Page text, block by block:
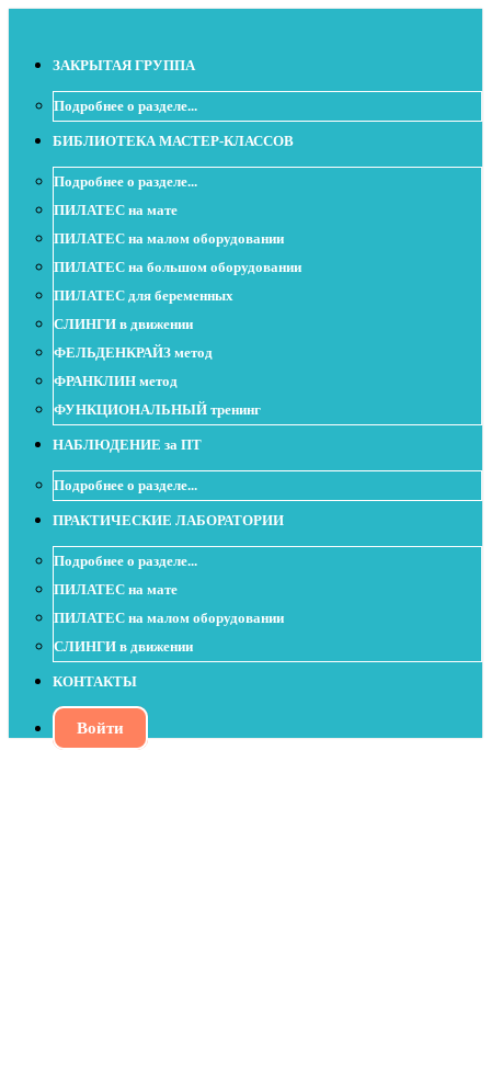
ЗАКРЫТАЯ ГРУППА
Подробнее о разделе...
БИБЛИОТЕКА МАСТЕР-КЛАССОВ
Подробнее о разделе...
ПИЛАТЕС на мате
ПИЛАТЕС на малом оборудовании
ПИЛАТЕС на большом оборудовании
ПИЛАТЕС для беременных
СЛИНГИ в движении
ФЕЛЬДЕНКРАЙЗ метод
ФРАНКЛИН метод
ФУНКЦИОНАЛЬНЫЙ тренинг
НАБЛЮДЕНИЕ за ПТ
Подробнее о разделе...
ПРАКТИЧЕСКИЕ ЛАБОРАТОРИИ
Подробнее о разделе...
ПИЛАТЕС на мате
ПИЛАТЕС на малом оборудовании
СЛИНГИ в движении
КОНТАКТЫ
Войти